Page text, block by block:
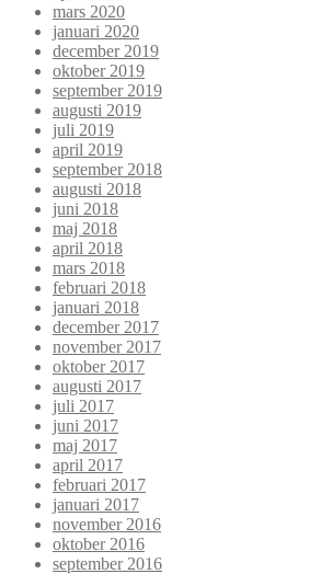
mars 2020
januari 2020
december 2019
oktober 2019
september 2019
augusti 2019
juli 2019
april 2019
september 2018
augusti 2018
juni 2018
maj 2018
april 2018
mars 2018
februari 2018
januari 2018
december 2017
november 2017
oktober 2017
augusti 2017
juli 2017
juni 2017
maj 2017
april 2017
februari 2017
januari 2017
november 2016
oktober 2016
september 2016